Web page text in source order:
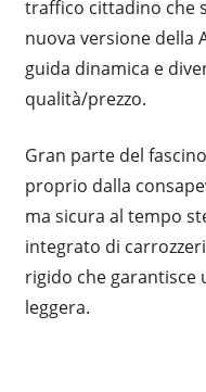
traffico cittadino che
nuova versione della
guida dinamica e
qualità/prezzo.
Gran parte del
proprio dalla
ma sicura al tempo
integrato di
rigido che
leggera.